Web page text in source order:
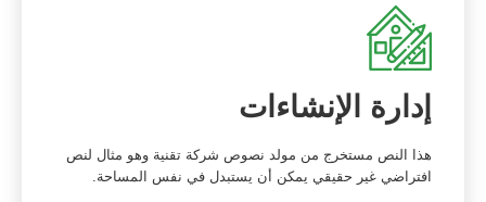
إدارة الإنشاءات
هذا النص مستخرج من مولد نصوص شركة تقنية وهو مثال لنص
افتراضي غير حقيقي يمكن أن يستبدل في نفس المساحة.